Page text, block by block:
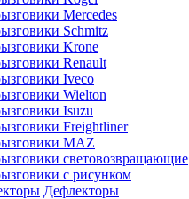
Mercedes
Schmitz
Krone
Renault
Iveco
Wielton
Isuzu
Freightliner
MAZ
световозвращающие
с рисунком
Дефлекторы